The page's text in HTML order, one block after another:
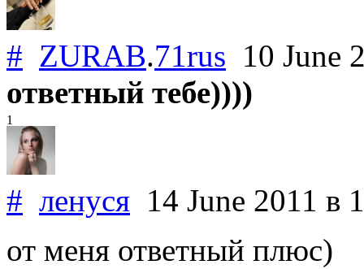
# ZURAB.71rus 10 June
ответный тебе))))
1
# ленуся 14 June 2011 в
от меня ответный плюс)